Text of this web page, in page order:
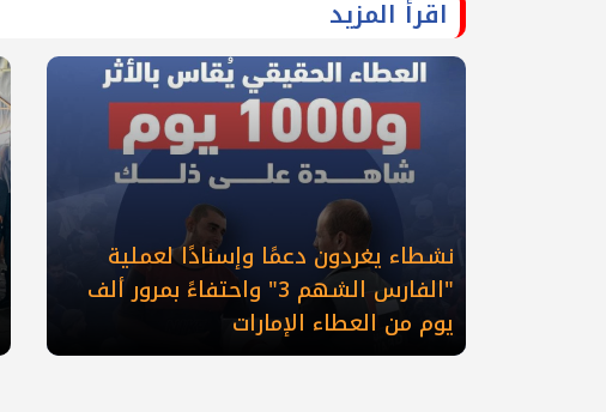
اقرأ المزيد
نشطاء يغردون دعمًا وإسنادًا لعملية
"الفارس الشهم 3" واحتفاءً بمرور ألف
يوم من العطاء الإمارات